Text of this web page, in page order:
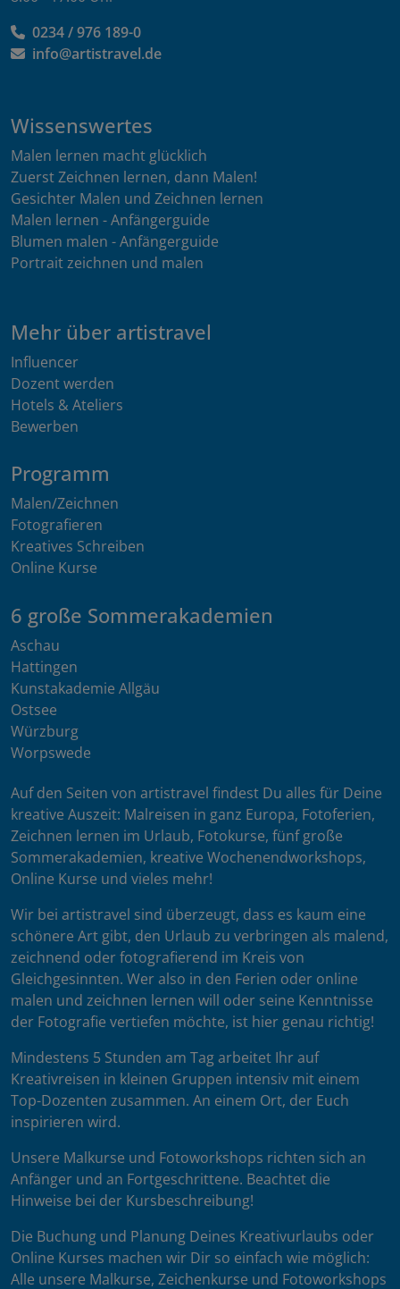
0234 / 976 189-0
info@artistravel.de
Wissenswertes
Malen lernen macht glücklich
Zuerst Zeichnen lernen, dann Malen!
Gesichter Malen und Zeichnen lernen
Malen lernen - Anfängerguide
Blumen malen - Anfängerguide
Portrait zeichnen und malen
Mehr über artistravel
Influencer
Dozent werden
Hotels & Ateliers
Bewerben
Programm
Malen/Zeichnen
Fotografieren
Kreatives Schreiben
Online Kurse
6 große Sommerakademien
Aschau
Hattingen
Kunstakademie Allgäu
Ostsee
Würzburg
Worpswede
Auf den Seiten von artistravel findest Du alles für Deine
kreative Auszeit: Malreisen in ganz Europa, Fotoferien,
Zeichnen lernen im Urlaub, Fotokurse, fünf große
Sommerakademien, kreative Wochenendworkshops,
Online Kurse und vieles mehr!
Wir bei artistravel sind überzeugt, dass es kaum eine
schönere Art gibt, den Urlaub zu verbringen als malend,
zeichnend oder fotografierend im Kreis von
Gleichgesinnten. Wer also in den Ferien oder online
malen und zeichnen lernen will oder seine Kenntnisse
der Fotografie vertiefen möchte, ist hier genau richtig!
Mindestens 5 Stunden am Tag arbeitet Ihr auf
Kreativreisen in kleinen Gruppen intensiv mit einem
Top-Dozenten zusammen. An einem Ort, der Euch
inspirieren wird.
Unsere Malkurse und Fotoworkshops richten sich an
Anfänger und an Fortgeschrittene. Beachtet die
Hinweise bei der Kursbeschreibung!
Die Buchung und Planung Deines Kreativurlaubs oder
Online Kurses machen wir Dir so einfach wie möglich:
Alle unsere Malkurse, Zeichenkurse und Fotoworkshops